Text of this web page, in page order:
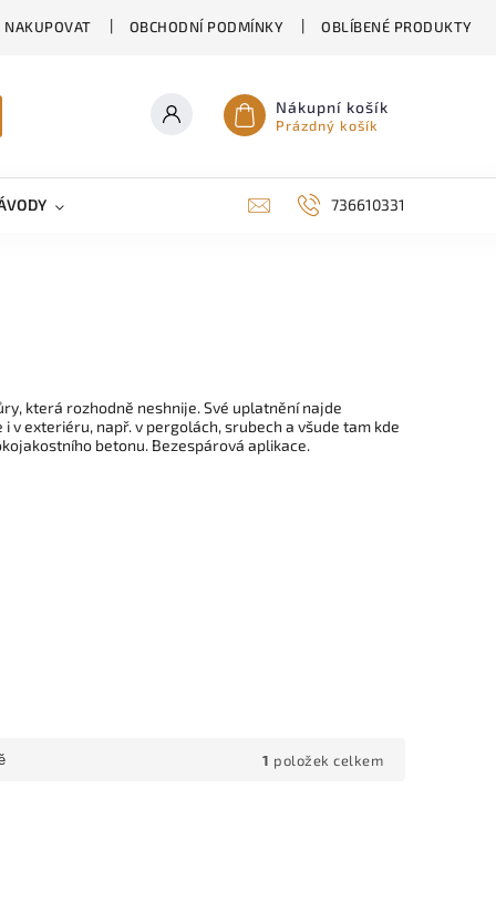
NAKUPOVAT OBCHODNÍ PODMÍNKY OBLÍBENÉ PRODUKTY
Nákupní košík
Prázdný košík
RODINNÉ DOMY EKORD
736610331
která rozhodně neshnije. Své uplatnění najde
v exteriéru, např. v pergolách, srubech a všude tam kde
betonu. Bezespárová aplikace.
1 položek celkem